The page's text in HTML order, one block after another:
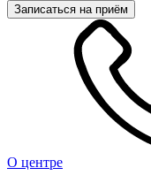
Записаться на приём
О центре